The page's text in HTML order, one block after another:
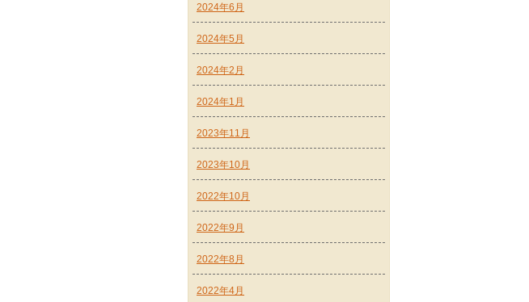
2024年6月
2024年5月
2024年2月
2024年1月
2023年11月
2023年10月
2022年10月
2022年9月
2022年8月
2022年4月